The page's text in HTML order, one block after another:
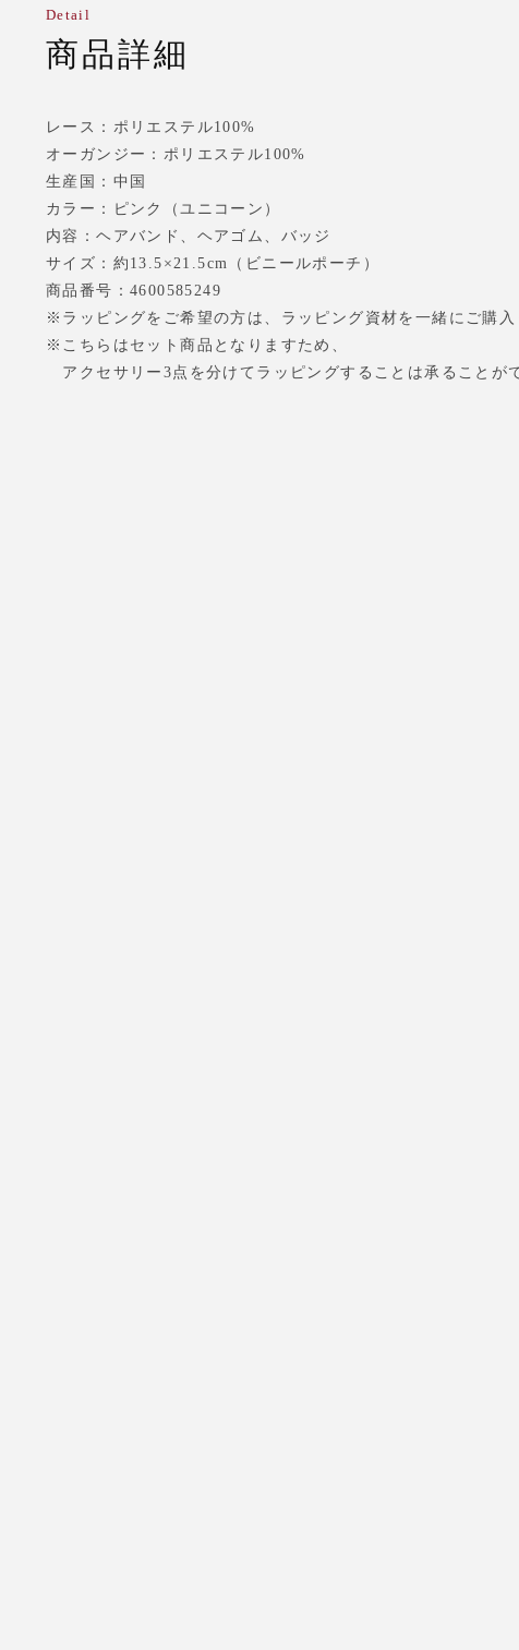
商品詳細
Detail
レース：ポリエステル100%
オーガンジー：ポリエステル100%
生産国：中国
カラー：ピンク（ユニコーン）
内容：ヘアバンド、ヘアゴム、バッジ
サイズ：約13.5×21.5cm（ビニールポーチ）
商品番号：4600585249
※ラッピングをご希望の方は、ラッピング資材を一緒にご購入
※こちらはセット商品となりますため、
アクセサリー3点を分けてラッピングすることは承ることが